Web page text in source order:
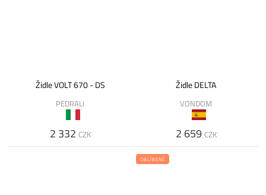
Židle VOLT 670 - DS
PEDRALI
2 332 CZK
Židle DELTA
VONDOM
2 659 CZK
OBLÍBENÉ